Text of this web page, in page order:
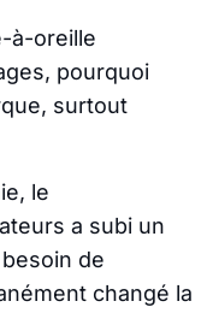
à-oreille
pourquoi
surtout
le
a subi un
de
changé la